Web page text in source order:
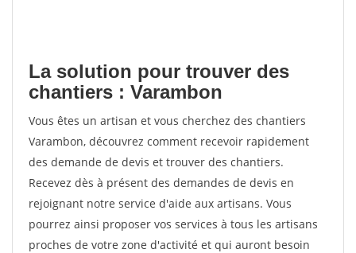
La solution pour trouver des
chantiers : Varambon
Vous êtes un artisan et vous cherchez des chantiers
Varambon, découvrez comment recevoir rapidement
des demande de devis et trouver des chantiers.
Recevez dès à présent des demandes de devis en
rejoignant notre service d'aide aux artisans. Vous
pourrez ainsi proposer vos services à tous les artisans
proches de votre zone d'activité et qui auront besoin